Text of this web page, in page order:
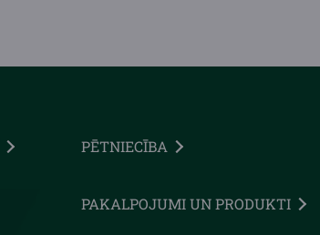
PĒTNIECĪBA
PAKALPOJUMI UN PRODUKTI